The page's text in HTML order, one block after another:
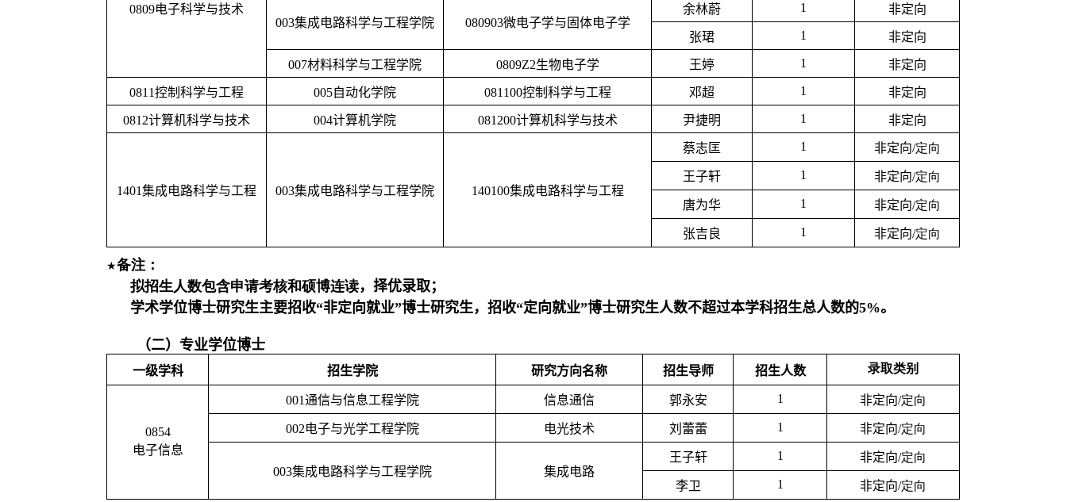
0809电子科学与技术
003集成电路科学与工程学院 080903微电子学与固体电子学
余林蔚 1 非定向
张珺 1 非定向
007材料科学与工程学院 0809Z2生物电子学 王婷 1 非定向
0811控制科学与工程 005自动化学院 081100控制科学与工程 邓超 1 非定向
0812计算机科学与技术 004计算机学院 081200计算机科学与技术 尹捷明 1 非定向
1401集成电路科学与工程 003集成电路科学与工程学院 140100集成电路科学与工程
蔡志匡 1 非定向/定向
王子轩 1 非定向/定向
唐为华 1 非定向/定向
张吉良 1 非定向/定向
★备注：
拟招生人数包含申请考核和硕博连读，择优录取；
学术学位博士研究生主要招收“非定向就业”博士研究生，招收“定向就业”博士研究生人数不超过本学科招生总人数的5%。
（二）专业学位博士
一级学科 招生学院 研究方向名称 招生导师 招生人数 录取类别
0854
电子信息
001通信与信息工程学院 信息通信 郭永安 1 非定向/定向
002电子与光学工程学院 电光技术 刘蕾蕾 1 非定向/定向
003集成电路科学与工程学院 集成电路
王子轩 1 非定向/定向
李卫 1 非定向/定向